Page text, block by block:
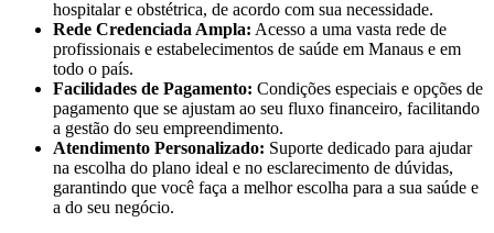
hospitalar e obstétrica, de acordo com sua necessidade.
Rede Credenciada Ampla: Acesso a uma vasta rede de
profissionais e estabelecimentos de saúde em Manaus e em
todo o país.
Facilidades de Pagamento: Condições especiais e opções de
pagamento que se ajustam ao seu fluxo financeiro, facilitando
a gestão do seu empreendimento.
Atendimento Personalizado: Suporte dedicado para ajudar
na escolha do plano ideal e no esclarecimento de dúvidas,
garantindo que você faça a melhor escolha para a sua saúde e
a do seu negócio.